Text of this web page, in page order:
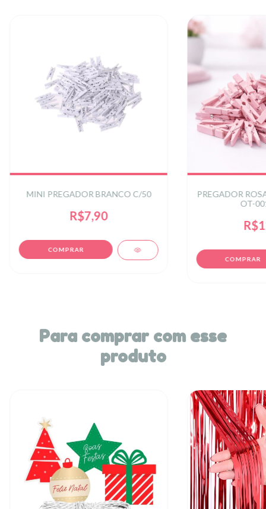
MINI PREGADOR BRANCO C/50
R$7,90
PREGADOR
OT-
Para comprar com esse
produto